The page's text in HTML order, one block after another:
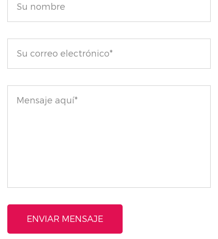
una solución confiable y efectiva para lograr una
apariencia impresionante y retocada.